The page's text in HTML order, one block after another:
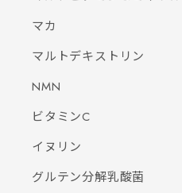
マカ
マルトデキストリン
NMN
ビタミンC
イヌリン
グルテン分解乳酸菌